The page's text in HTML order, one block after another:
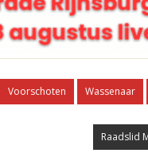
Voorschoten Wassenaar
Raadslid